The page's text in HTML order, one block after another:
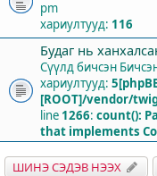
pm
хариултууд: 116
Будаг нь
Сүүлд бичсэн
хариултууд: 5
[ROOT]/vendor/
line 1266: count():
that implements
ШИНЭ СЭДЭВ НЭЭХ